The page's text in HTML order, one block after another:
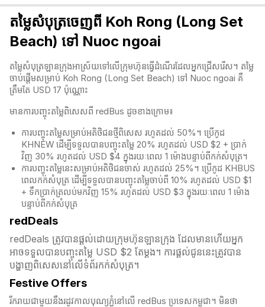
តម្លៃសំបុត្រចេញពី Koh Rong (Long Set
Beach) ទៅ Nuoc ngoai
តម្លៃសំបុត្រឡានក្រុងអាស្រ័យទៅលើក្រុមហ៊ុនធ្វើដំណើរដែលអ្នកជ្រើសរើស។ តម្លៃ
ចាប់ផ្តើមសម្រាប់ Koh Rong (Long Set Beach) ទៅ Nuoc ngoai គឺ
ត្រឹមតែ USD 17 ប៉ុណ្ណោះ
មានការបញ្ចុះតម្លៃពិសេសពី redBus ដូចខាងក្រោម៖
ការបញ្ចុះតម្លៃសម្រាប់អតិថិជនថ្មីពិសេស រហូតដល់ 50%។ ប្រើកូដ
KHNEW ដើម្បីទទួលបានបញ្ចុះតម្លៃ 20% រហូតដល់ USD $2 + ប្រាក់
វិញ 30% រហូតដល់ USD $4 ក្នុងរយៈពេល 1 ម៉ោងបន្ទាប់ពីកក់សំបុត្រ។
ការបញ្ចុះតម្លៃនេះសម្រាប់អតិថិជនចាស់ រហូតដល់ 25%។ ប្រើកូដ KHBUS
ពេលកក់សំបុត្ រ ដើម្បីទទួលបានបញ្ចុះតម្លៃចាប់ពី 10% រហូតដល់ USD $1
+ ទឹកប្រាក់ត្រលប់មកវិញ 15% រហូតដល់ USD $3 ក្នុងរយៈពេល 1 ម៉ោង
បន្ទាប់ពីកក់សំបុត្
redDeals
redDeals ត្រូវបានផ្តល់ដោយក្រុមហ៊ុនឡានក្រុង ដែលមានហើយអ្នក
អាចទទួលបានបញ្ចុះតម្លៃ USD $2 តែម្ដង។ ការផ្តល់ជូននេះត្រូវបាន
បង្ហាញពិសេសនៅលើទំព័រកក់សំបុត្រ។​​
Festive Offers
រីករាយជាមួយនឹងរដូវកាលបុណ្យភ្ជុំ​នៅលើ redBus ប្រទេសកម្ពុជា។ មិនថា